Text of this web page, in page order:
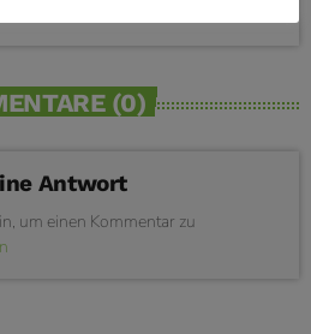
(0)
Antwort
um einen Kommentar zu